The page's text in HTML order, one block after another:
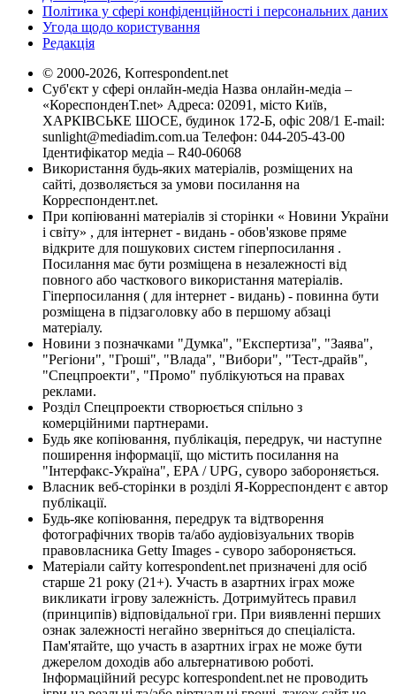
Політика у сфері конфіденційності і персональних даних
Угода щодо користування
Редакція
© 2000-2026, Korrespondent.net
Суб'єкт у сфері онлайн-медіа Назва онлайн-медіа –
«КореспонденТ.net» Адреса: 02091, місто Київ,
ХАРКІВСЬКЕ ШОСЕ, будинок 172-Б, офіс 208/1 E-mail:
sunlight@mediadim.com.ua Телефон: 044-205-43-00
Ідентифікатор медіа – R40-06068
Використання будь-яких матеріалів, розміщених на
сайті, дозволяється за умови посилання на
Корреспондент.net.
При копіюванні матеріалів зі сторінки « Новини України
і світу» , для інтернет - видань - обов'язкове пряме
відкрите для пошукових систем гіперпосилання .
Посилання має бути розміщена в незалежності від
повного або часткового використання матеріалів.
Гіперпосилання ( для інтернет - видань) - повинна бути
розміщена в підзаголовку або в першому абзаці
матеріалу.
Новини з позначками "Думка", "Експертиза", "Заява",
"Регіони", "Гроші", "Влада", "Вибори", "Тест-драйв",
"Спецпроекти", "Промо" публікуються на правах
реклами.
Розділ Спецпроекти створюється спільно з
комерційними партнерами.
Будь яке копіювання, публікація, передрук, чи наступне
поширення інформації, що містить посилання на
"Інтерфакс-Україна", EPA / UPG, суворо забороняється.
Власник веб-сторінки в розділі Я-Корреспондент є автор
публікації.
Будь-яке копіювання, передрук та відтворення
фотографічних творів та/або аудіовізуальних творів
правовласника Getty Images - суворо забороняється.
Матеріали сайту korrespondent.net призначені для осіб
старше 21 року (21+). Участь в азартних іграх може
викликати ігрову залежність. Дотримуйтесь правил
(принципів) відповідальної гри. При виявленні перших
ознак залежності негайно зверніться до спеціаліста.
Пам'ятайте, що участь в азартних іграх не може бути
джерелом доходів або альтернативою роботі.
Інформаційний ресурс korrespondent.net не проводить